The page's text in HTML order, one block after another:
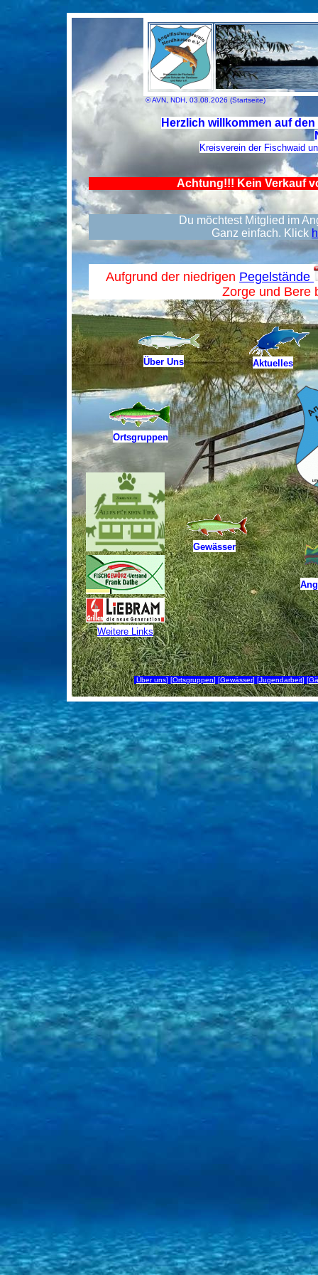
© AVN, NDH, 03.08.2026 (Startseite)
Herzlich willkommen auf
Kreisverein der Fischwaid
Achtung!!! Kein Verkauf
Du möchtest Mitglied im
Ganz einfach. Klick
Aufgrund der niedrigen Pegelstände
Zorge und Bere
Über Uns Aktuelles
Ortsgruppen
Weitere Links
Gewässer
Über uns] [Ortsgruppen] [Gewässer] [Jugendarbeit] [